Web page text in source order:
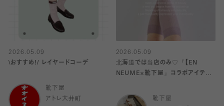
2026.05.09
\おすすめ!/ レイヤードコーデ
靴下屋
アトレ大井町
2026.05.09
北海道では当店のみ♡『【EN
NEUME×靴下屋』コラボアイテム
靴下屋